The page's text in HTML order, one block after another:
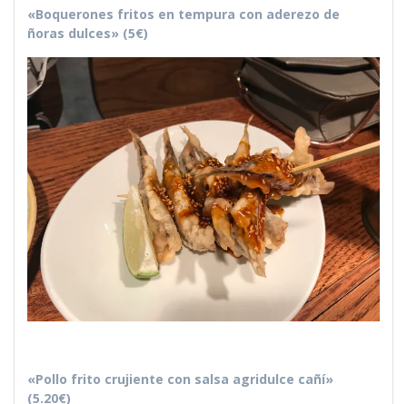
«Boquerones fritos en tempura con aderezo de
ñoras dulces» (5€)
«Pollo frito crujiente con salsa agridulce cañí»
(5.20€)